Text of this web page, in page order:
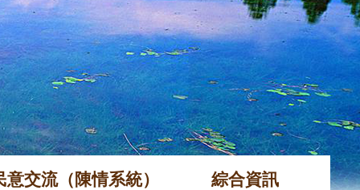
意交流（陳情系統） 綜合資訊